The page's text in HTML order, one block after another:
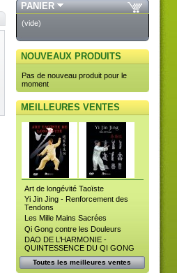
PANIER
(vide)
NOUVEAUX PRODUITS
Pas de nouveau produit pour le
moment
MEILLEURES VENTES
Art de longévité Taoïste
Yi Jin Jing - Renforcement des
Tendons
Les Mille Mains Sacrées
Qi Gong contre les Douleurs
DAO DE L’HARMONIE -
QUINTESSENCE DU QI GONG
Toutes les meilleures ventes